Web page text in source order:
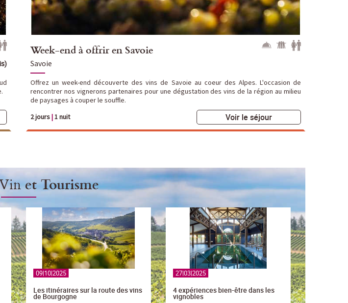
Week-end à offrir en Savoie
Savoie
Offrez un week-end découverte des vins de Savoie au coeur des Alpes. L'occasion de
rencontrer nos vignerons partenaires pour une dégustation des vins de la région au milieu
de paysages à couper le souffle.
2 jours|1 nuit Voir le séjour
et Tourisme
09|10|2025
Les itinéraires sur la route des vins
de Bourgogne
27|03|2025
4 expériences bien-être dans les
vignobles